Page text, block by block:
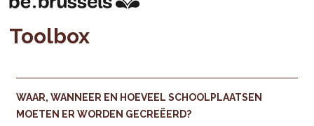
Toolbox
WAAR, WANNEER EN HOEVEEL SCHOOLPLAATSEN
MOETEN ER WORDEN GECREËERD?